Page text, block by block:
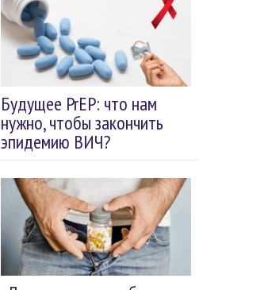
Будущее PrEP: что нам
нужно, чтобы закончить
эпидемию ВИЧ?